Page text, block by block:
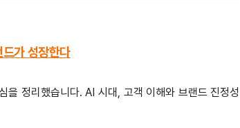
가 성장한다
정리했습니다. AI 시대, 고객 이해와 브랜드 진정성